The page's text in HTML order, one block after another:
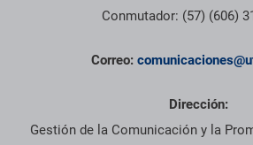
Conmutador: (57) (606)
Correo:
Dirección:
Gestión de la Comunicación y la